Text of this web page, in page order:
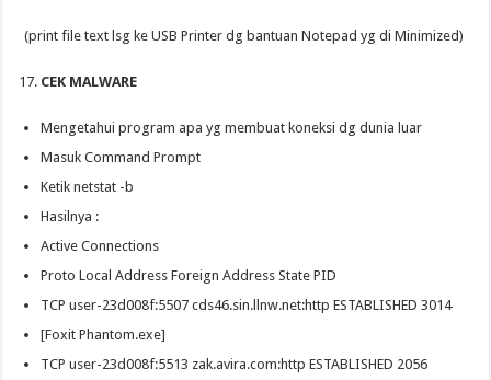
(print file text lsg ke USB Printer dg bantuan Notepad yg di Minimized)
CEK MALWARE
Mengetahui program apa yg membuat koneksi dg dunia luar
Masuk Command Prompt
Ketik netstat -b
Hasilnya :
Active Connections
Proto Local Address Foreign Address State PID
TCP user-23d008f:5507 cds46.sin.llnw.net:http ESTABLISHED 3014
[Foxit Phantom.exe]
TCP user-23d008f:5513 zak.avira.com:http ESTABLISHED 2056